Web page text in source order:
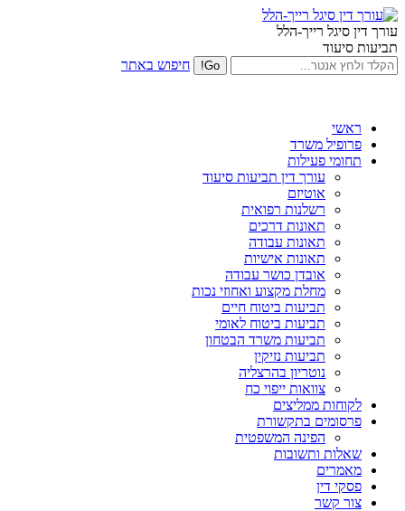
עורך דין סיגל רייך-הלל
תביעות סיעוד
חיפוש באתר
ראשי
פרופיל משרד
תחומי פעילות
עורך דין תביעות סיעוד
אוטיזם
רשלנות רפואית
תאונות דרכים
תאונות עבודה
תאונות אישיות
אובדן כושר עבודה
מחלת מקצוע ואחוזי נכות
תביעות ביטוח חיים
תביעות ביטוח לאומי
תביעות משרד הבטחון
תביעות נזיקין
נוטריון בהרצליה
צוואות ייפוי כח
לקוחות ממליצים
פרסומים בתקשורת
הפינה המשפטית
שאלות ותשובות
מאמרים
פסקי דין
צור קשר